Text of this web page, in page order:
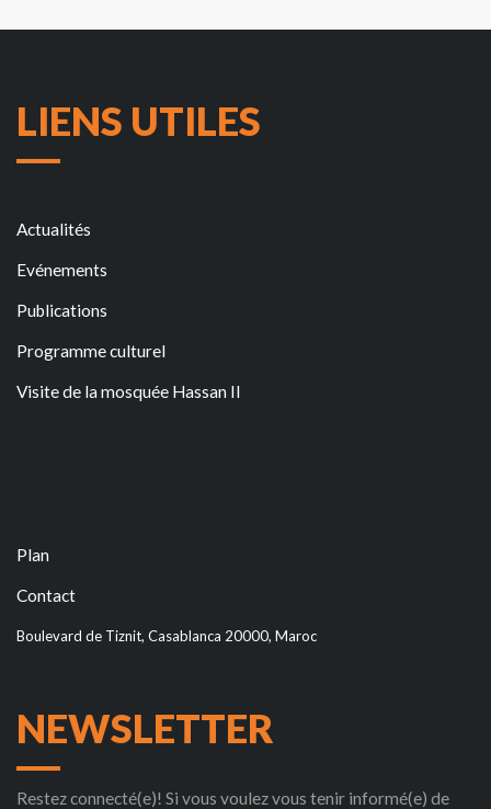
LIENS UTILES
Actualités
Evénements
Publications
Programme culturel
Visite de la mosquée Hassan II
Plan
Contact
Boulevard de Tiznit, Casablanca 20000, Maroc
NEWSLETTER
Restez connecté(e)! Si vous voulez vous tenir informé(e) de